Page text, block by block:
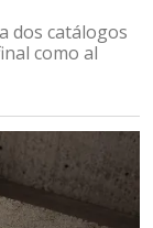
dos catálogos
como al